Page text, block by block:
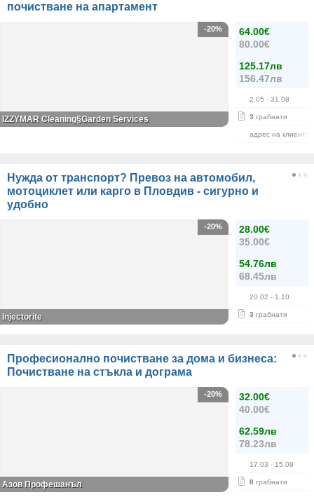
почистване на апартамент
64.00€
80.00€
125.17лв
156.47лв
2.05 - 31.08
3 грабнати
адрес на клиента
-20%
IZZYMAR Cleaning§Garden Services
Нужда от транспорт? Превоз на автомобил,
мотоциклет или карго в Пловдив - сигурно и
удобно
28.00€
35.00€
54.76лв
68.45лв
20.02 - 1.10
3 грабнати
-20%
Injectorite
Професионално почистване за дома и бизнеса:
Почистване на стъкла и дограма
32.00€
40.00€
62.59лв
78.23лв
17.03 - 15.09
8 грабнати
-20%
Азов Профешанъл